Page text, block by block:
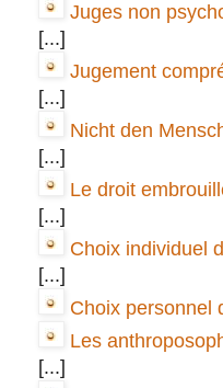
Juges non
[...]
Jugement
[...]
Nicht den
[...]
Le droit
[...]
Choix individuel
[...]
Choix personnel
Les
[...]